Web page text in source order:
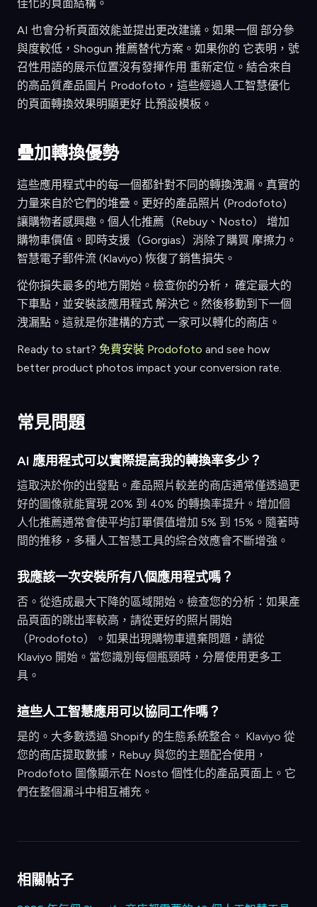
佳化的頁面結構。
AI 也會分析頁面效能並提出更改建議。如果一個 部分參
與度較低，Shogun 推薦替代方案。如果你的 它表明，號
召性用語的展示位置沒有發揮作用 重新定位。結合來自
的高品質產品圖片 Prodofoto，這些經過人工智慧優化
的頁面轉換效果明顯更好 比預設模板。
疊加轉換優勢
這些應用程式中的每一個都針對不同的轉換洩漏。真實的
力量來自於它們的堆疊。更好的產品照片 (Prodofoto)
讓購物者感興趣。個人化推薦（Rebuy、Nosto） 增加
購物車價值。即時支援（Gorgias）消除了購買 摩擦力。
智慧電子郵件流 (Klaviyo) 恢復了銷售損失。
從你損失最多的地方開始。檢查你的分析， 確定最大的
下車點，並安裝該應用程式 解決它。然後移動到下一個
洩漏點。這就是你建構的方式 一家可以轉化的商店。
Ready to start? 免費安裝 Prodofoto and see how
better product photos impact your conversion rate.
常見問題
AI 應用程式可以實際提高我的轉換率多少？
這取決於你的出發點。產品照片較差的商店通常僅透過更
好的圖像就能實現 20% 到 40% 的轉換率提升。增加個
人化推薦通常會使平均訂單價值增加 5% 到 15%。隨著時
間的推移，多種人工智慧工具的綜合效應會不斷增強。
我應該一次安裝所有八個應用程式嗎？
否。從造成最大下降的區域開始。檢查您的分析：如果產
品頁面的跳出率較高，請從更好的照片開始
（Prodofoto）。如果出現購物車遺棄問題，請從
Klaviyo 開始。當您識別每個瓶頸時，分層使用更多工
具。
這些人工智慧應用可以協同工作嗎？
是的。大多數透過 Shopify 的生態系統整合。 Klaviyo 從
您的商店提取數據，Rebuy 與您的主題配合使用，
Prodofoto 圖像顯示在 Nosto 個性化的產品頁面上。它
們在整個漏斗中相互補充。
相關帖子